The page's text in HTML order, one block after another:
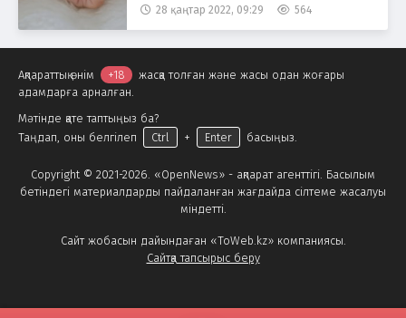
28 қаңтар 2022, 09:29 564
Copyright © 2021-2026. «OpenNews» - ақпарат агенттігі. Басылым
бетіндегі материалдарды пайдаланған жағдайда сілтеме жасалуы
міндетті.
Сайт жобасын дайындаған «ToWeb.kz» компаниясы.
Сайтқа тапсырыс беру
Ақпараттық өнім +18
жасқа толған және жасы одан жоғары
адамдарға арналған.
Мәтінде қате таптыңыз ба?
Таңдап, оны белгілеп
Ctrl + Enter басыңыз.